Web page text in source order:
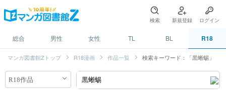
検索 新規登録 ログイン
総合 男性 女性 TL BL R18
マンガ図書館Zトップ R18漫画 作品一覧 検索キーワード：「黒蜥蜴」